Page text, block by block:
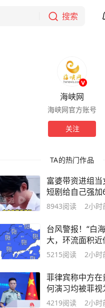
搜索
海峡网
海峡网官方账号
关注
TA的热门作品
富婆带资进组
短剧给自己强加
男演员钟宇飞崩
拍完
8943阅读 2小时
台风警报！“白
大，环流面积近
预计在苍南到象
运、关闭！周
5215阅读 2小时
菲律宾称中方
何演习均被菲视
防部：对任何闹
4219阅读 2小时